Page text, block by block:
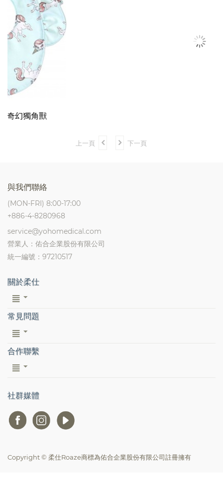
上一頁 下一頁
與我們聯絡
(MON-FRI) 8:00-17:00
+886-4-8280968
service@yohomedical.com
營業人：佑合企業股份有限公司
統一編號：97210517
關於柔仕
常見問題
合作聯繫
社群媒體
Copyright © 柔仕Roaze商標為佑合企業股份有限公司註冊擁有